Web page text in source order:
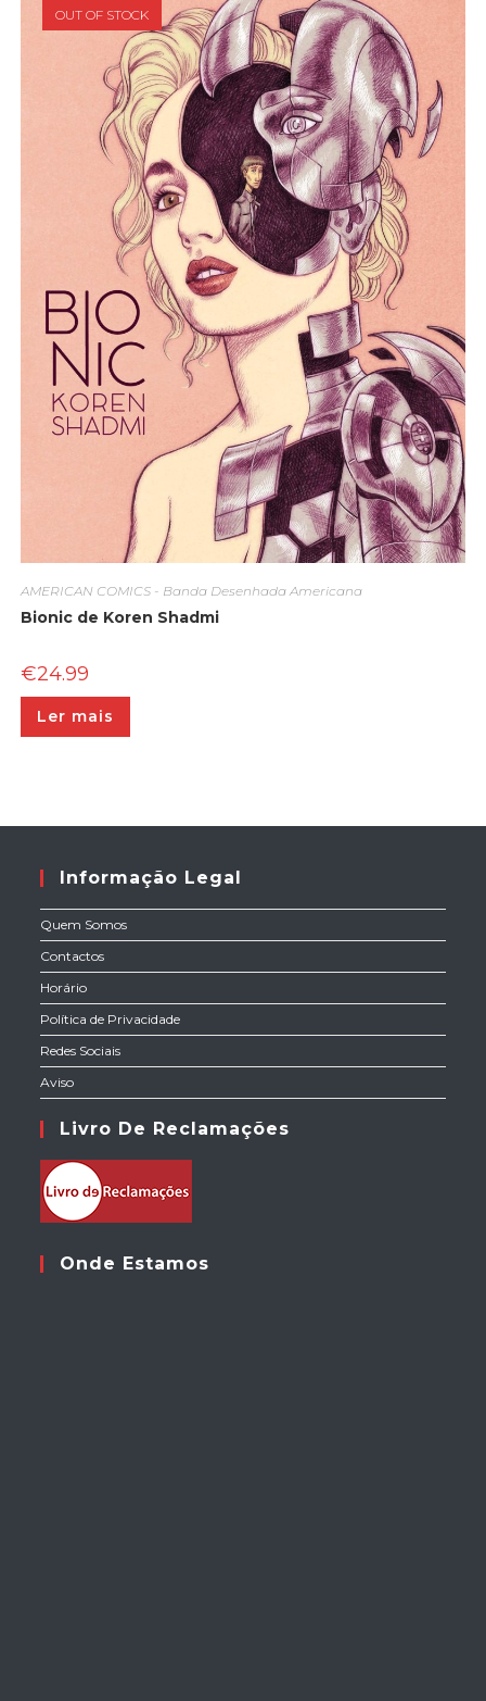
OUT OF STOCK
AMERICAN COMICS - Banda Desenhada Americana
Bionic de Koren Shadmi
€24.99
Ler mais
Informação Legal
Quem Somos
Contactos
Horário
Política de Privacidade
Redes Sociais
Aviso
Livro De Reclamações
Onde Estamos